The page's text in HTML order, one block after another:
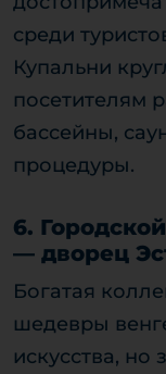
среди
Купальни
посетителям
бассейны,
процедуры.
6.
— дворец
Богатая
шедевры
искусства, но